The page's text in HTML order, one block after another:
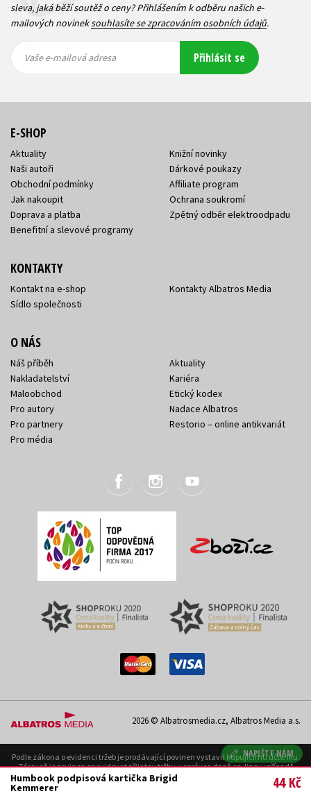
Humbook podpisová kartička Brigid
Kemmerer 44 Kč
NAPIŠTE NÁM
sleva, jaká běží soutěž o ceny? Přihlášením k odběru našich e-
mailových novineksouhlasíte se zpracováním osobních údajů.
mailová
mailová
Vaše e-mailová adresa Přihlásit se
E-SHOP
Aktuality
Naši autoři
Obchodní podmínky
Jak nakoupit
Doprava a platba
Benefitní a slevové programy
Knižní novinky
Dárkové poukazy
Affiliate program
Ochrana soukromí
Zpětný odběr elektroodpadu
KONTAKTY
Kontakt na e-shop
Sídlo společnosti
Kontakty Albatros Media
O NÁS
Náš příběh
Nakladatelství
Maloobchod
Pro autory
Pro partnery
Pro média
Aktuality
Kariéra
Etický kodex
Nadace Albatros
Restorio – online antikvariát
2026 © Albatrosmedia.cz, Albatros Media a.s.
Podle zákona o evidenci tržeb je prodávající povinen vystavit kupujícímu účtenku.
Zároveň je povinen zaevidovat přijatou tržbu u správce daně on-line; v případě
technického výpadku pak nejpozději do 48 hodin. Uvedené se týká pouze případů
podléhajících EET.